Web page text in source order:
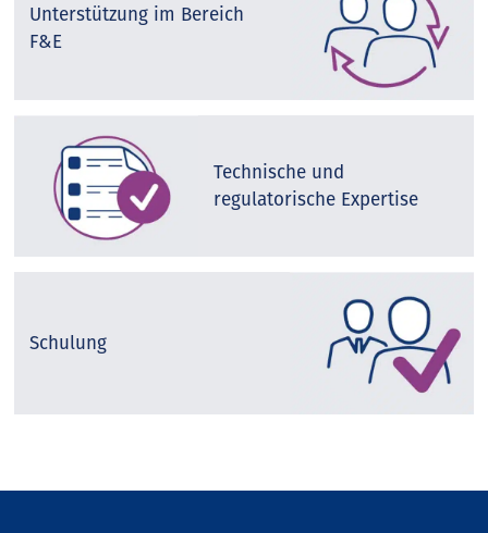
Unterstützung im Bereich
F&E
Technische und
regulatorische Expertise
Schulung